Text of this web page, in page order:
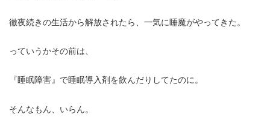
徹夜続きの生活から解放されたら、一気に睡魔がやってきた。
っていうかその前は、
『睡眠障害』で睡眠導入剤を飲んだりしてたのに。
そんなもん、いらん。